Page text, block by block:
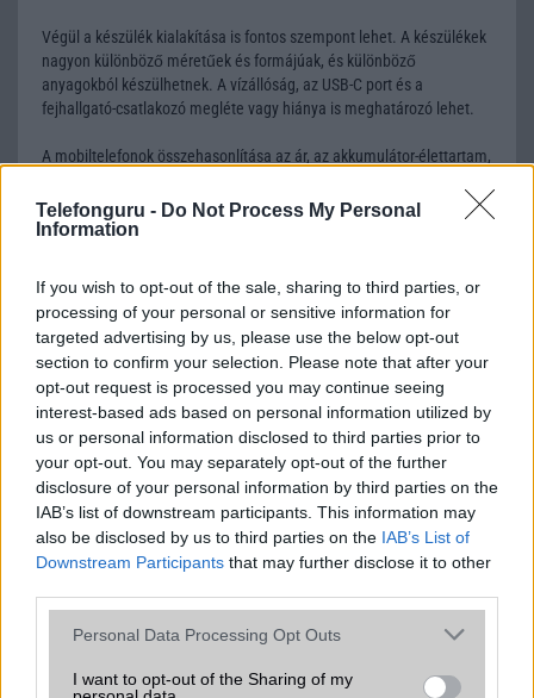
Telefonguru - Do Not Process My Personal
Information
If you wish to opt-out of the sale, sharing to third parties, or
processing of your personal or sensitive information for
targeted advertising by us, please use the below opt-out
section to confirm your selection. Please note that after your
opt-out request is processed you may continue seeing
interest-based ads based on personal information utilized by
us or personal information disclosed to third parties prior to
your opt-out. You may separately opt-out of the further
disclosure of your personal information by third parties on the
IAB’s list of downstream participants. This information may
also be disclosed by us to third parties on the IAB’s List of
Downstream Participants that may further disclose it to other
Please note that this website/app uses one or more Google
not limited to your visit or usage behaviour. You may click to
Personal Data Processing Opt Outs
I want to opt-out of the Sharing of my
Végül a készülék kialakítása is fontos szempont lehet. A készülékek
nagyon különböző méretűek és formájúak, és különböző
anyagokból készülhetnek. A vízállóság, az USB-C port és a
fejhallgató-csatlakozó megléte vagy hiánya is meghatározó lehet.
A mobiltelefonok összehasonlítása az ár, az akkumulátor-élettartam,
kialakítás szempontjából döntő fontosságú lehet. Ezek a
szempontok kritikusak ahhoz, hogy megtaláljuk azokat a
Végül azt is fontos tudni, hogy a mobiltelefonok összehasonlítása
során minden felhasználó egyéni preferenciákkal rendelkezik, így a
választásuk eltérhet. Azonban azok, akik számára fontos a nagyobb
kijelző, hosszabb üzemidő, hatékony
MOBILTELEFON MÁRKÁK
Apple
Huawei